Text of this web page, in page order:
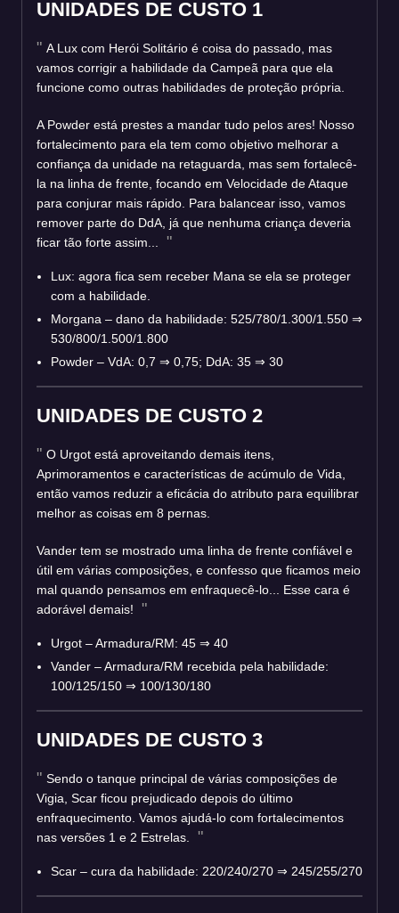
UNIDADES DE CUSTO 1
A Lux com Herói Solitário é coisa do passado, mas
vamos corrigir a habilidade da Campeã para que ela
funcione como outras habilidades de proteção própria.
A Powder está prestes a mandar tudo pelos ares! Nosso
fortalecimento para ela tem como objetivo melhorar a
confiança da unidade na retaguarda, mas sem fortalecê-
la na linha de frente, focando em Velocidade de Ataque
para conjurar mais rápido. Para balancear isso, vamos
remover parte do DdA, já que nenhuma criança deveria
ficar tão forte assim...
Lux: agora fica sem receber Mana se ela se proteger
com a habilidade.
Morgana – dano da habilidade: 525/780/1.300/1.550 ⇒
530/800/1.500/1.800
Powder – VdA: 0,7 ⇒ 0,75; DdA: 35 ⇒ 30
UNIDADES DE CUSTO 2
O Urgot está aproveitando demais itens,
Aprimoramentos e características de acúmulo de Vida,
então vamos reduzir a eficácia do atributo para equilibrar
melhor as coisas em 8 pernas.
Vander tem se mostrado uma linha de frente confiável e
útil em várias composições, e confesso que ficamos meio
mal quando pensamos em enfraquecê-lo... Esse cara é
adorável demais!
Urgot – Armadura/RM: 45 ⇒ 40
Vander – Armadura/RM recebida pela habilidade:
100/125/150 ⇒ 100/130/180
UNIDADES DE CUSTO 3
Sendo o tanque principal de várias composições de
Vigia, Scar ficou prejudicado depois do último
enfraquecimento. Vamos ajudá-lo com fortalecimentos
nas versões 1 e 2 Estrelas.
Scar – cura da habilidade: 220/240/270 ⇒ 245/255/270